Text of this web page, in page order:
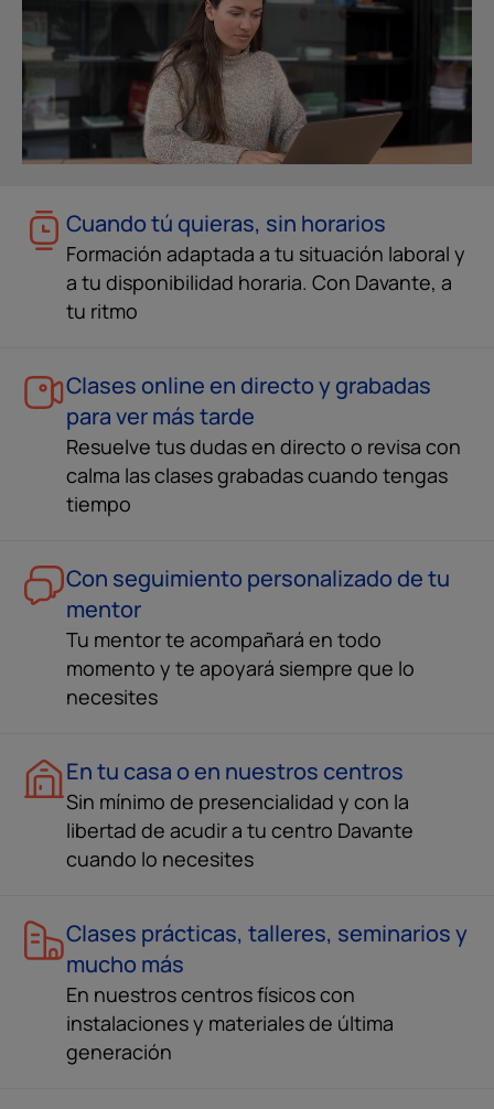
Cuando tú quieras, sin horarios
Formación adaptada a tu situación laboral y
a tu disponibilidad horaria. Con Davante, a
tu ritmo
Clases online en directo y grabadas
para ver más tarde
Resuelve tus dudas en directo o revisa con
calma las clases grabadas cuando tengas
tiempo
Con seguimiento personalizado de tu
mentor
Tu mentor te acompañará en todo
momento y te apoyará siempre que lo
necesites
En tu casa o en nuestros centros
Sin mínimo de presencialidad y con la
libertad de acudir a tu centro Davante
cuando lo necesites
Clases prácticas, talleres, seminarios y
mucho más
En nuestros centros físicos con
instalaciones y materiales de última
generación